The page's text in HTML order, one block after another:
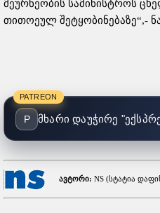
მეურნეობის სამინისტროს
თითოეულ შეტყობინებაზე“,-
PATREON
P მხარი დაუჭირე
ავტორი: NS (სტატია